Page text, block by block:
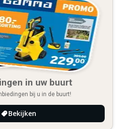
in uw buurt
bij u in de buurt!
Bekijken